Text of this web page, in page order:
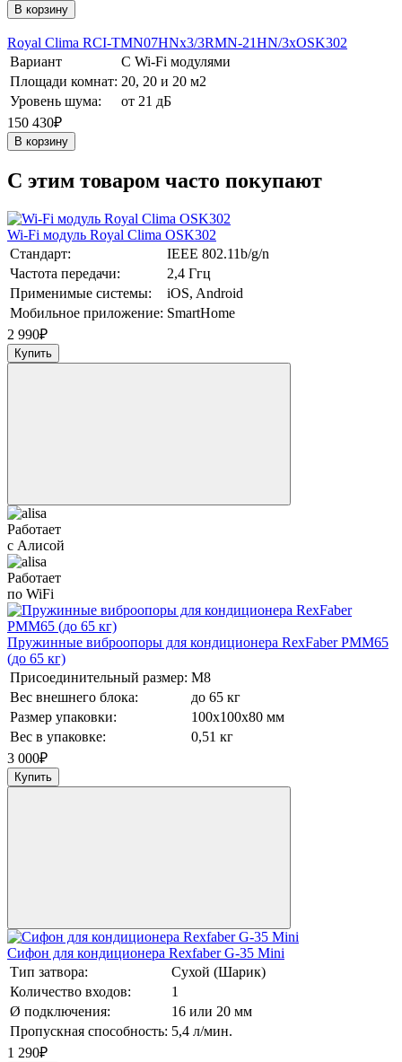
В корзину
Royal Clima RCI-TMN07HNх3/3RMN-21HN/3хOSK302
Вариант
С Wi-Fi модулями
Площади комнат: 20, 20 и 20 м2
Уровень шума:
от 21 дБ
150 430₽
В корзину
C этим товаром часто покупают
Wi-Fi модуль Royal Clima OSK302
Стандарт:
IEEE 802.11b/g/n
Частота передачи:
2,4 Ггц
Применимые системы:
iOS, Android
Мобильное приложение: SmartHome
2 990₽
Купить
Работает
с Алисой
Работает
по WiFi
Пружинные виброопоры для кондиционера RexFaber PMM65
(до 65 кг)
Присоединительный размер: М8
Вес внешнего блока:
до 65 кг
Размер упаковки:
100х100х80 мм
Вес в упаковке:
0,51 кг
3 000₽
Купить
Сифон для кондиционера Rexfaber G-35 Mini
Тип затвора:
Сухой (Шарик)
Количество входов:
1
Ø подключения:
16 или 20 мм
Пропускная способность: 5,4 л/мин.
1 290₽